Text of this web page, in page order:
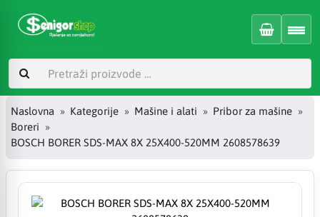
Naslovna Kategorije Mašine i alati
Pribor za mašine
Boreri
BOSCH BORER SDS-MAX 8X 25X400-520MM 2608578639